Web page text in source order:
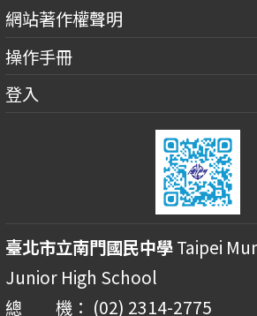
網站著作權聲明
操作手冊
登入
臺北市立南門國民中學Taipei
Junior High School
總 機： (02) 2314-2775